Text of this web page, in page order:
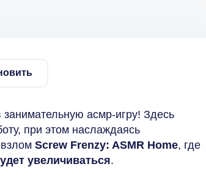
асмр-игру! Здесь
при этом наслаждаясь
Screw Frenzy: ASMR Home, где
увеличиваться.